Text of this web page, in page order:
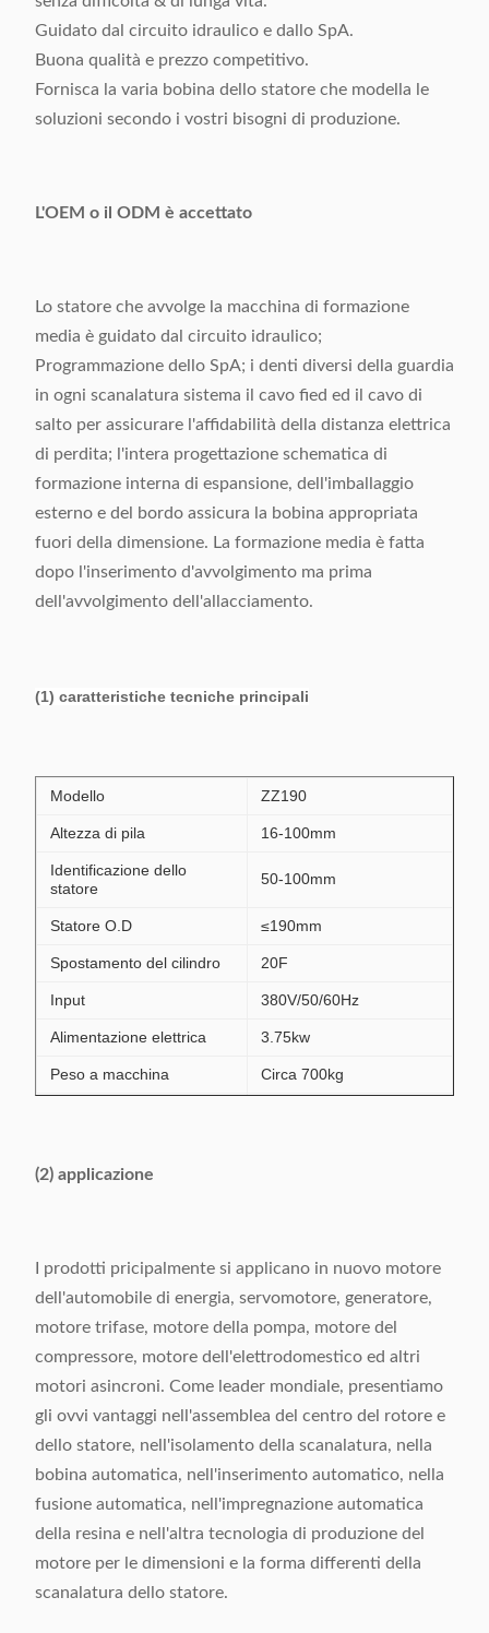
Guidato dal circuito idraulico e dallo SpA.
Buona qualità e prezzo competitivo.
Fornisca la varia bobina dello statore che modella le
soluzioni secondo i vostri bisogni di produzione.
L'OEM o il ODM è accettato
Lo statore che avvolge la macchina di formazione
media è guidato dal circuito idraulico;
Programmazione dello SpA; i denti diversi della guardia
in ogni scanalatura sistema il cavo fied ed il cavo di
salto per assicurare l'affidabilità della distanza elettrica
di perdita; l'intera progettazione schematica di
formazione interna di espansione, dell'imballaggio
esterno e del bordo assicura la bobina appropriata
fuori della dimensione. La formazione media è fatta
dopo l'inserimento d'avvolgimento ma prima
dell'avvolgimento dell'allacciamento.
(1) caratteristiche tecniche principali
Modello ZZ190
Altezza di pila 16-100mm
Identificazione dello
statore
50-100mm
Statore O.D ≤190mm
Spostamento del cilindro 20F
Input 380V/50/60Hz
Alimentazione elettrica 3.75kw
Peso a macchina Circa 700kg
(2) applicazione
I prodotti pricipalmente si applicano in nuovo motore
dell'automobile di energia, servomotore, generatore,
motore trifase, motore della pompa, motore del
compressore, motore dell'elettrodomestico ed altri
motori asincroni. Come leader mondiale, presentiamo
gli ovvi vantaggi nell'assemblea del centro del rotore e
dello statore, nell'isolamento della scanalatura, nella
bobina automatica, nell'inserimento automatico, nella
fusione automatica, nell'impregnazione automatica
della resina e nell'altra tecnologia di produzione del
motore per le dimensioni e la forma differenti della
scanalatura dello statore.